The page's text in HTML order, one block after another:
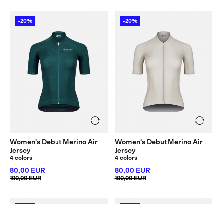
-20%
Women's Debut Merino Air
Jersey
4 colors
80,00 EUR
100,00 EUR
-20%
Women's Debut Merino Air
Jersey
4 colors
80,00 EUR
100,00 EUR